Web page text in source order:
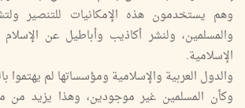
وهم يستخدمون هذه الإمكانيات للتنصير
والمسلمين، ولنشر أكاذيب وأباطيل عن الإسلام
الإسلامية.
والدول العربية والإسلامية ومؤسساتها لم يهتموا
وكأن المسلمين غير موجودين، وهذا يزيد من